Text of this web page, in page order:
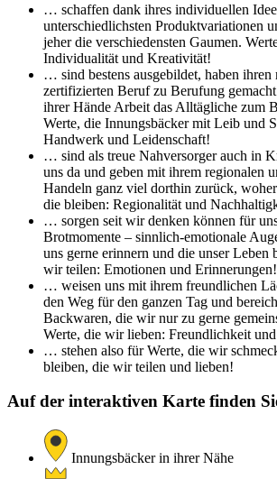
… schaffen dank ihres individuellen
unterschiedlichsten Produktvariationen
jeher die verschiedensten Gaumen.
Individualität und Kreativität!
… sind bestens ausgebildet, haben ihren
zertifizierten Beruf zu Berufung
ihrer Hände Arbeit das Alltägliche zum
Werte, die Innungsbäcker mit Leib und
Handwerk und Leidenschaft!
… sind als treue Nahversorger auch in
uns da und geben mit ihrem regionalen
Handeln ganz viel dorthin zurück,
die bleiben: Regionalität und
… sorgen seit wir denken können für
Brotmomente – sinnlich-emotionale
uns gerne erinnern und die unser Leben
wir teilen: Emotionen und Erinnerungen!
… weisen uns mit ihrem freundlichen
den Weg für den ganzen Tag und
Backwaren, die wir nur zu gerne
Werte, die wir lieben: Freundlichkeit
… stehen also für Werte, die wir
bleiben, die wir teilen und lieben!
Auf der interaktiven Karte finden
Innungsbäcker in ihrer Nähe